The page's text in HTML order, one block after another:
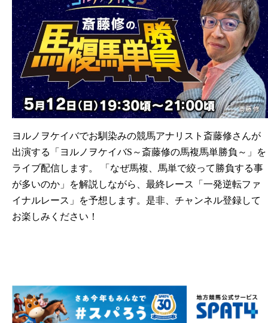
ヨルノヲケイバでお馴染みの競馬アナリスト斎藤修さんが
出演する「ヨルノヲケイバS～斎藤修の馬複馬単勝負～」を
ライブ配信します。 「なぜ馬複、馬単で絞って勝負する事
が多いのか」を解説しながら、最終レース「一発逆転ファ
イナルレース」を予想します。是非、チャンネル登録して
お楽しみください！